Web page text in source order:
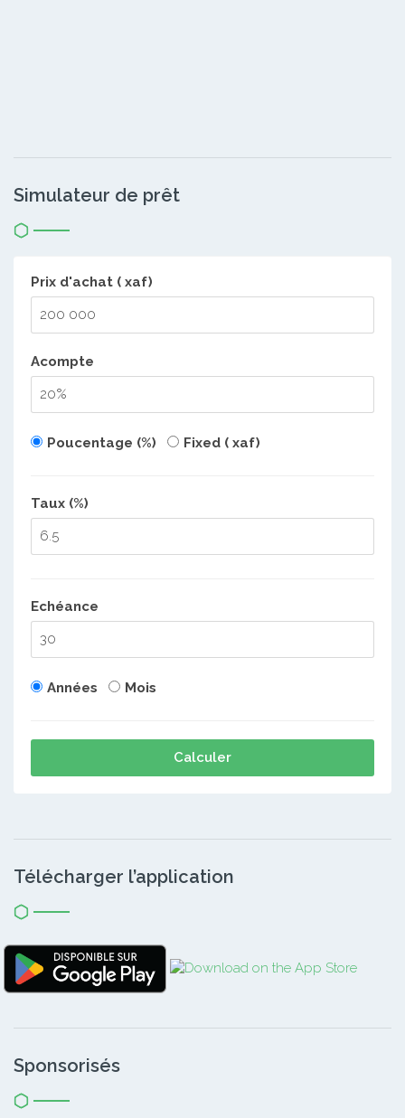
Simulateur de prêt
Prix d'achat ( xaf)
Acompte
Poucentage (%) Fixed ( xaf)
Taux (%)
Echéance
Années Mois
Calculer
Télécharger l’application
Sponsorisés